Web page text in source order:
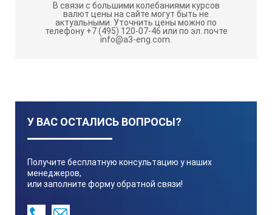
А – метрическая шкала; Б – дюймовая шкала
Шкала
Ед. изм.
Диапазон шкалы
В связи с большими колебаниями курсов
валют цены на сайте могут быть не
актуальными. Уточнить цены можно по
телефону +7 (495) 120-07-46 или по эл. почте
info@a3-eng.com.
У ВАС ОСТАЛИСЬ ВОПРОСЫ?
Получите бесплатную консультацию у наших
менеджеров,
или заполните форму обратной связи!